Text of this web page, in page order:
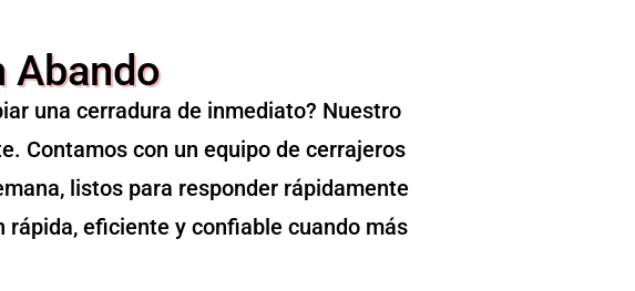
Abando
una cerradura de inmediato? Nuestro
Contamos con un equipo de cerrajeros
listos para responder rápidamente
eficiente y confiable cuando más